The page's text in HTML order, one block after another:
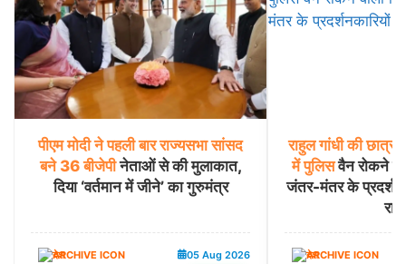
पीएम मोदी ने पहली बार राज्यसभा सांसद
बने 36 बीजेपीनेताओं से की मुलाकात,
दिया ‘वर्तमान में जीने’ का गुरुमंत्र
देश 05 Aug 2026
राहुल गांधी की छात्रों
में पुलिसवैन रोकने
जंतर-मंतर के
राज
देश